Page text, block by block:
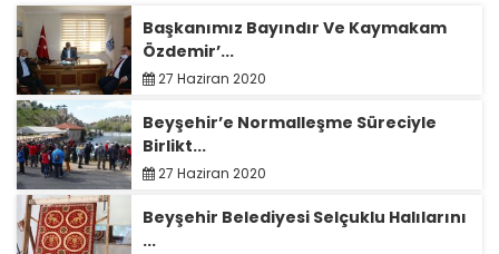
Başkanımız Bayındır Ve Kaymakam
Özdemir’...
27 Haziran 2020
Beyşehir’e Normalleşme Süreciyle
Birlikt...
27 Haziran 2020
Beyşehir Belediyesi Selçuklu Halılarını
...